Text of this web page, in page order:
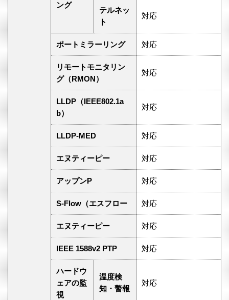
ング
テルネッ
ト
対応
ポートミラーリング 対応
リモートモニタリン
グ（RMON）
対応
LLDP（IEEE802.1a
b）
対応
LLDP-MED 対応
エヌティーピー 対応
アップンP 対応
S-Flow（エスフロー 対応
エヌティーピー 対応
IEEE 1588v2 PTP 対応
ハードウ
ェアの監
視
温度検
知・警報
対応